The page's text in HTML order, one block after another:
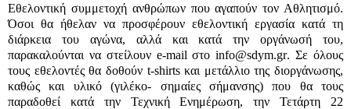
Εθελοντική συμμετοχή ανθρώπων που αγαπούν τον Αθλητισμό.
Όσοι θα ήθελαν να προσφέρουν εθελοντική εργασία κατά τη
διάρκεια του αγώνα, αλλά και κατά την οργάνωσή του,
παρακαλούνται να στείλουν e-mail στοinfo@sdym.gr. Σε όλους
τους εθελοντές θα δοθούν t-shirts και μετάλλιο της διοργάνωσης,
καθώς και υλικό (γιλέκο- σημαίες σήμανσης) που θα τους
παραδοθεί κατά την Τεχνική Ενημέρωση, την Τετάρτη 22